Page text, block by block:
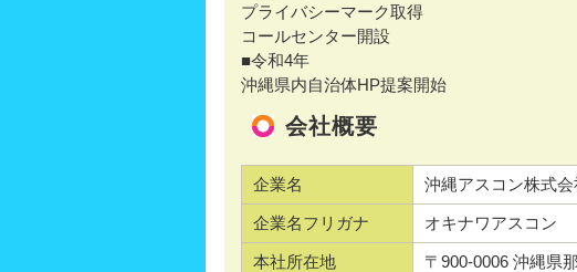
プライバシーマーク取得
コールセンター開設
■令和4年
沖縄県内自治体HP提案開始
会社概要
企業名 沖縄アスコン株式会
企業名フリガナ オキナワアスコン
本社所在地
〒900-0006 沖縄県